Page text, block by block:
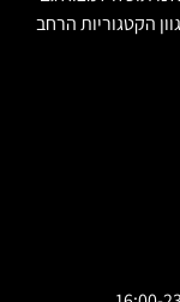
הקטגוריות הרחב